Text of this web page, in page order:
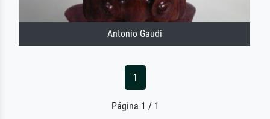
Antonio Gaudi
1
Página 1 / 1